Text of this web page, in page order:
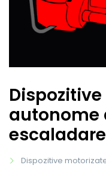
autonome
Dispozitive